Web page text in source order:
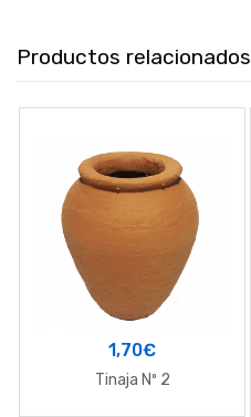
Productos relacionados
1,70€
Tinaja Nº 2